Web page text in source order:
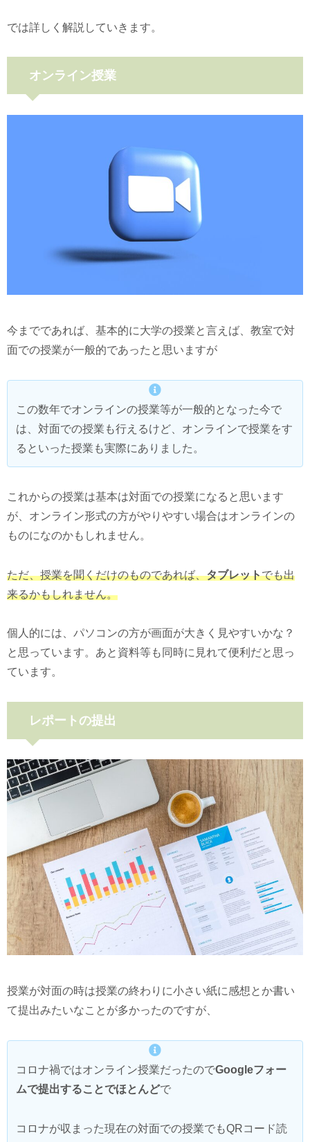
では詳しく解説していきます。
オンライン授業
今までであれば、基本的に大学の授業と言えば、教室で対
面での授業が一般的であったと思いますが
この数年でオンラインの授業等が一般的となった今で
は、対面での授業も行えるけど、オンラインで授業をす
るといった授業も実際にありました。
これからの授業は基本は対面での授業になると思います
が、オンライン形式の方がやりやすい場合はオンラインの
ものになのかもしれません。
ただ、授業を聞くだけのものであれば、タブレットでも出
来るかもしれません。
個人的には、パソコンの方が画面が大きく見やすいかな？
と思っています。あと資料等も同時に見れて便利だと思っ
ています。
レポートの提出
授業が対面の時は授業の終わりに小さい紙に感想とか書い
て提出みたいなことが多かったのですが、
コロナ禍ではオンライン授業だったのでGoogleフォー
ムで提出することでほとんどで
コロナが収まった現在の対面での授業でもQRコード読